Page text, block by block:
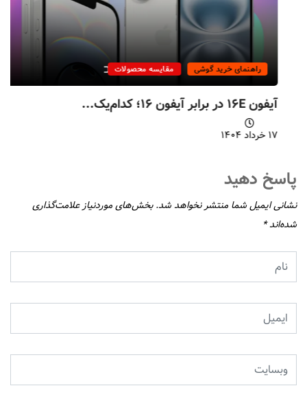
راهنمای خرید گوشی مقایسه محصولات
آیفون ۱۶E در برابر آیفون ۱۶؛ کدام‌یک...
پاسخ دهید
نشانی ایمیل شما منتشر نخواهد شد. بخش‌های موردنیاز علامت‌گذاری
شده‌اند*